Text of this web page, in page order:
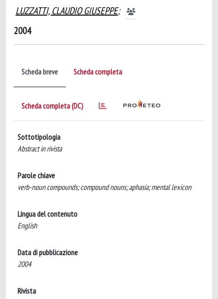
LUZZATTI, CLAUDIO GIUSEPPE;
2004
Scheda breve Scheda completa
Scheda completa (DC)
Sottotipologia
Abstract in rivista
Parole chiave
verb-noun compounds; compound nouns; aphasia; mental lexicon
Lingua del contenuto
English
Data di pubblicazione
2004
Rivista